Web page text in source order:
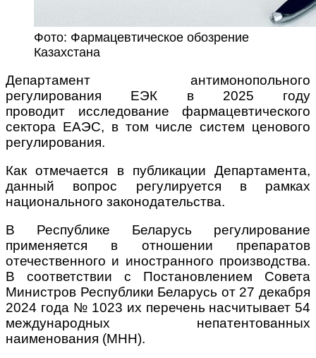
Фото: Фармацевтическое обозрение
Казахстана
Департамент антимонопольного
регулирования ЕЭК в 2025 году
проводит исследование фармацевтического
сектора ЕАЭС, в том числе систем ценового
регулирования.
Как отмечается в публикации Департамента,
данный вопрос регулируется в рамках
национального законодательства.
В Республике Беларусь регулирование
применяется в отношении препаратов
отечественного и иностранного производства.
В соответствии с Постановлением Совета
Министров Республики Беларусь от 27 декабря
2024 года № 1023 их перечень насчитывает 54
международных непатентованных
наименования (МНН).